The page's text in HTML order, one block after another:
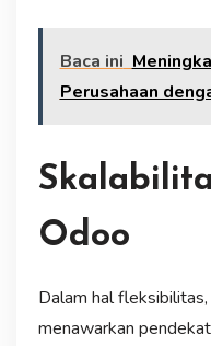
Baca ini
Perusahaan
Odoo
Dalam hal
menawarkan